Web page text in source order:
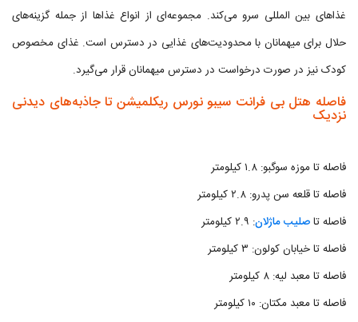
غذاهای بین المللی سرو می‌کند. مجموعه‌ای از انواع غذاها از جمله گزینه‌های
حلال برای میهمانان با محدودیت‌های غذایی در دسترس است. غذای مخصوص
کودک نیز در صورت درخواست در دسترس میهمانان قرار می‌گیرد.
فاصله هتل بی فرانت سیبو نورس ریکلمیشن تا جاذبه‌های دیدنی
نزدیک
فاصله تا موزه سوگبو: ۱.۸ کیلومتر
فاصله تا قلعه سن پدرو: ۲.۸ کیلومتر
فاصله تاصلیب ماژلان: ۲.۹ کیلومتر
فاصله تا خیابان کولون: ۳ کیلومتر
فاصله تا معبد لیه: ۸ کیلومتر
فاصله تا معبد مکتان: ۱۰ کیلومتر